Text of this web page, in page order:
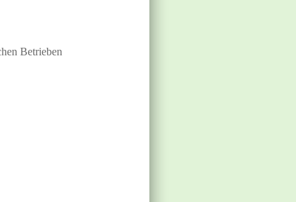
Betrieben